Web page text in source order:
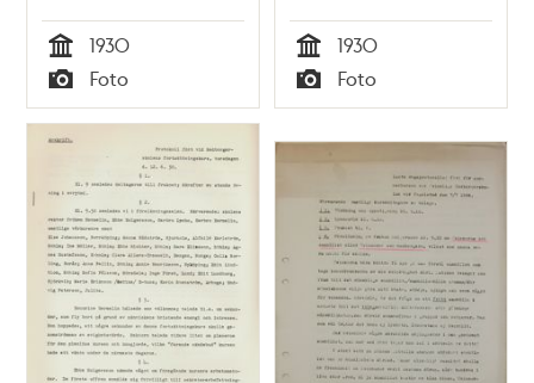
okänd kvinna
Tid
1930
Typ
Foto Tid
1930
Typ
Foto